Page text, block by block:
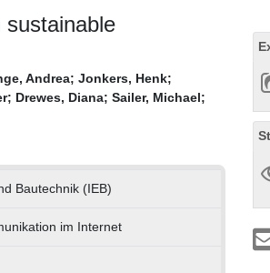
Andrea; Jonkers, Henk;
; Drewes, Diana; Sailer, Michael;
Bautechnik (IEB)
im Internet